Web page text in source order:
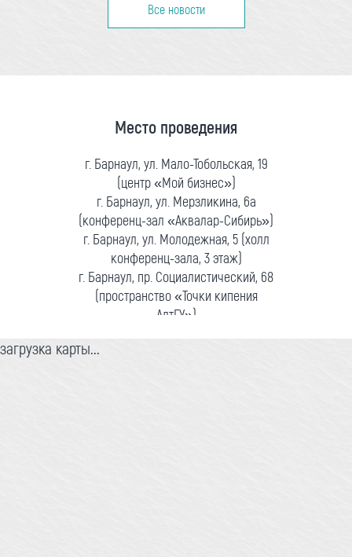
Все новости
Место проведения
г. Барнаул, ул. Мало-Тобольская, 19
(центр «Мой бизнес»)
г. Барнаул, ул. Мерзликина, 6а
(конференц-зал «Аквалар-Сибирь»)
г. Барнаул, ул. Молодежная, 5 (холл
конференц-зала, 3 этаж)
г. Барнаул, пр. Социалистический, 68
(пространство «Точки кипения
АлтГУ»)
загрузка карты...